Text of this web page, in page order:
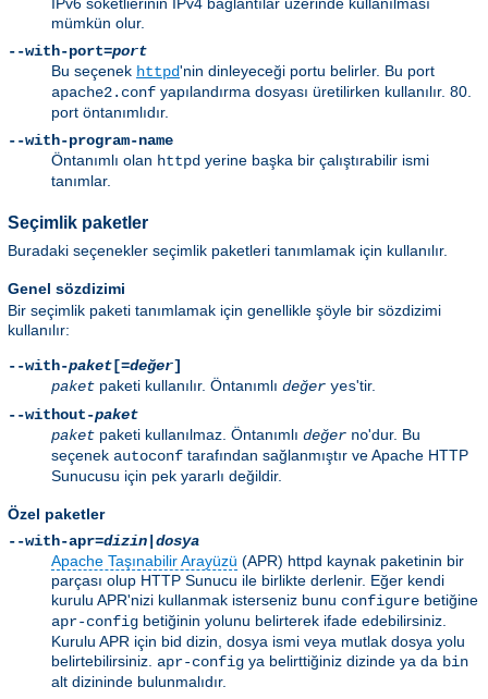
IPv6 soketlierinin IPv4 bağlantılar üzerinde kullanılması
mümkün olur.
--with-port=port
Bu seçenek httpd'nin dinleyeceği portu belirler. Bu port
apache2.conf yapılandırma dosyası üretilirken kullanılır. 80.
port öntanımlıdır.
--with-program-name
Öntanımlı olan httpd yerine başka bir çalıştırabilir ismi
tanımlar.
Seçimlik paketler
Buradaki seçenekler seçimlik paketleri tanımlamak için kullanılır.
Genel sözdizimi
Bir seçimlik paketi tanımlamak için genellikle şöyle bir sözdizimi
kullanılır:
--with-paket[=değer]
paket paketi kullanılır. Öntanımlı değer yes'tir.
--without-paket
paket paketi kullanılmaz. Öntanımlı değer no'dur. Bu
seçenek autoconf tarafından sağlanmıştır ve Apache HTTP
Sunucusu için pek yararlı değildir.
Özel paketler
--with-apr=dizin dosya
Apache Taşınabilir Arayüzü (APR) httpd kaynak paketinin bir
parçası olup HTTP Sunucu ile birlikte derlenir. Eğer kendi
kurulu APR'nizi kullanmak isterseniz bunu configure betiğine
apr-config betiğinin yolunu belirterek ifade edebilirsiniz.
Kurulu APR için bid dizin, dosya ismi veya mutlak dosya yolu
belirtebilirsiniz. apr-config ya belirttiğiniz dizinde ya da bin
alt dizininde bulunmalıdır.